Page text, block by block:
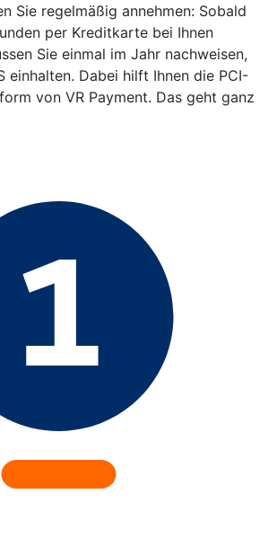
Sie regelmäßig annehmen: Sobald
per Kreditkarte bei Ihnen
Sie einmal im Jahr nachweisen,
einhalten. Dabei hilft Ihnen die PCI-
von VR Payment. Das geht ganz